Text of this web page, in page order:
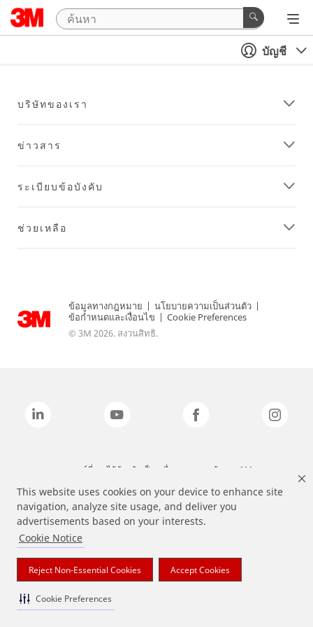
This website uses cookies on your device to enhance site
navigation, analyze site usage, and deliver you
advertisements based on your interests.
Cookie Notice
Reject Non-Essential Cookies Accept Cookies
Cookie Preferences
บัญชี
บริษัทของเรา
ข่าวสาร
ระเบียบข้อบังคับ
ช่วยเหลือ
ข้อมูลทางกฎหมาย | นโยบายความเป็นส่วนตัว |
ข้อกำหนดและเงื่อนไข | Cookie Preferences
© 3M 2026. สงวนสิทธิ.
แบรนด์ที่ระบุไว้ข้างต้นเป็นเครื่องหมายการค้าของ 3M